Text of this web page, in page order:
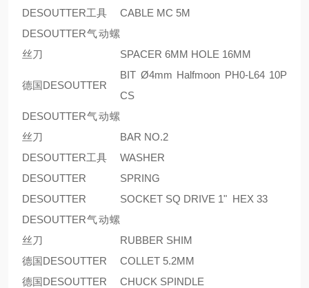
DESOUTTER工具
CABLE MC 5M
DESOUTTER气动螺
丝刀
SPACER 6MM HOLE 16MM
德国DESOUTTER
BIT Ø4mm Halfmoon PH0-L64 10P
CS
DESOUTTER气动螺
丝刀
BAR NO.2
DESOUTTER工具
WASHER
DESOUTTER
SPRING
DESOUTTER
SOCKET SQ DRIVE 1" HEX 33
DESOUTTER气动螺
丝刀
RUBBER SHIM
德国DESOUTTER
COLLET 5.2MM
德国DESOUTTER
CHUCK SPINDLE